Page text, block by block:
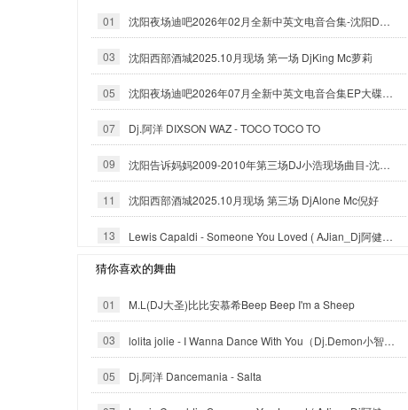
01 沈阳夜场迪吧2026年02月全新中英文电音合集-沈阳DJ小良
03 沈阳西部酒城2025.10月现场 第一场 DjKing Mc萝莉
05 沈阳夜场迪吧2026年07月全新中英文电音合集EP大碟-沈阳DJ小良
07 Dj.阿洋 DIXSON WAZ - TOCO TOCO TO
09 沈阳告诉妈妈2009-2010年第三场DJ小浩现场曲目-沈阳DJ白云
11 沈阳西部酒城2025.10月现场 第三场 DjAlone Mc倪好
13 Lewis Capaldi - Someone You Loved ( AJian_Dj阿健 official mix ）
猜你喜欢的舞曲
01 M.L(DJ大圣)比比安慕希Beep Beep I'm a Sheep
03 lolita jolie - I Wanna Dance With You（Dj.Demon小智_Reximx）
05 Dj.阿洋 Dancemania - Salta